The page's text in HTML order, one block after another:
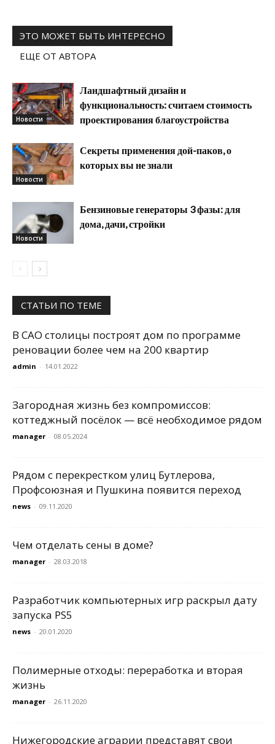
ЭТО МОЖЕТ БЫТЬ ИНТЕРЕСНО
ЕЩЕ ОТ АВТОРА
Новости
Ландшафтный дизайн и
функциональность: считаем стоимость
проектирования благоустройства
Новости
Секреты применения дой-паков, о
которых вы не знали
Новости
Бензиновые генераторы 3 фазы: для
дома, дачи, стройки
СТАТЬИ ПО ТЕМЕ
В САО столицы построят дом по программе
реновации более чем на 200 квартир
admin - 14.01.2022
Загородная жизнь без компромиссов:
коттеджный посёлок — всё необходимое рядом
manager - 08.05.2024
Рядом с перекрестком улиц Бутлерова,
Профсоюзная и Пушкина появится переход
news - 09.11.2020
Чем отделать сены в доме?
manager - 28.03.2018
Разработчик компьютерных игр раскрыл дату
запуска PS5
news - 20.01.2020
Полимерные отходы: переработка и вторая
жизнь
manager - 26.11.2020
Нижегородские аграрии представят свои